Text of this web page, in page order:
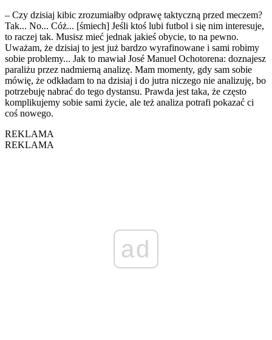
– Czy dzisiaj kibic zrozumiałby odprawę taktyczną przed meczem?
Tak... No... Cóż... [śmiech] Jeśli ktoś lubi futbol i się nim interesuje,
to raczej tak. Musisz mieć jednak jakieś obycie, to na pewno.
Uważam, że dzisiaj to jest już bardzo wyrafinowane i sami robimy
sobie problemy... Jak to mawiał José Manuel Ochotorena: doznajesz
paraliżu przez nadmierną analizę. Mam momenty, gdy sam sobie
mówię, że odkładam to na dzisiaj i do jutra niczego nie analizuję, bo
potrzebuję nabrać do tego dystansu. Prawda jest taka, że często
komplikujemy sobie sami życie, ale też analiza potrafi pokazać ci
coś nowego.
REKLAMA
REKLAMA
ad